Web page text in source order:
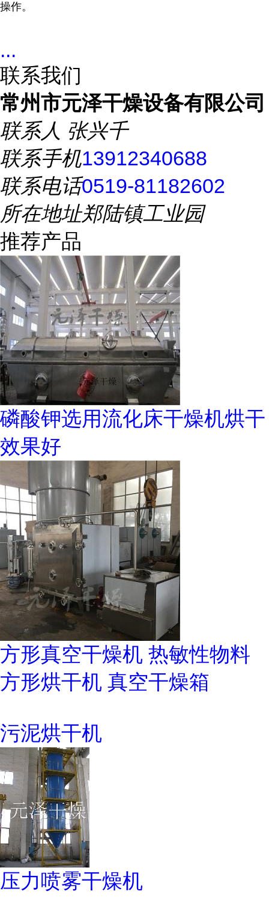
操作。
...
联系我们
常州市元泽干燥设备有限公司
联系人 张兴千
联系手机13912340688
联系电话0519-81182602
所在地址郑陆镇工业园
推荐产品
磷酸钾选用流化床干燥机烘干
效果好
方形真空干燥机 热敏性物料
方形烘干机 真空干燥箱
污泥烘干机
压力喷雾干燥机